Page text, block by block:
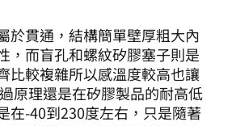
於貫通，結構簡單壁厚粗大內
，而盲孔和螺紋矽膠塞子則是
比較複雜所以感溫度較高也讓
原理還是在矽膠製品的耐高低
在-40到230度左右，只是隨著